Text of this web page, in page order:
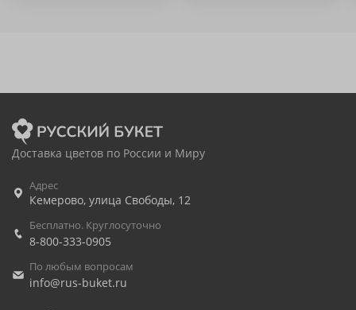
Доставка цветов по России и Миру
Адрес
Кемерово, улица Свободы, 12
Бесплатно. Круглосуточно
8-800-333-0905
По любым вопросам
info@rus-buket.ru